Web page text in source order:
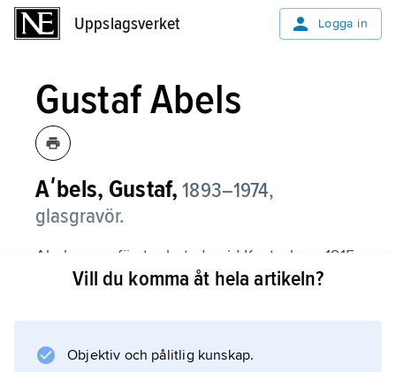
Uppslagsverket Logga in
Gustaf Abels
Aʹbels, Gustaf, 1893–1974,
glasgravör.
Abels, som först arbetade vid Kosta, kom 1915
till Orrefors, där han bl.a. graverade konstglas
Vill du komma åt hela artikeln?
Objektiv och pålitlig kunskap.